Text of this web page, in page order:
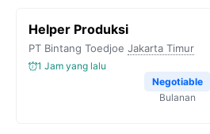
Helper Produksi
PT Bintang Toedjoe Jakarta Timur
1 Jam yang lalu
Negotiable
Bulanan